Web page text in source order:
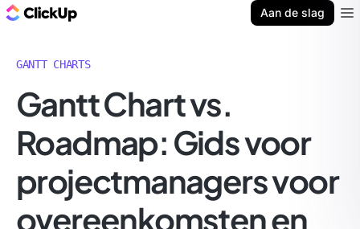
Aan de slag
GANTT CHARTS
Gantt Chart vs.
Roadmap: Gids voor
projectmanagers voor
overeenkomsten en